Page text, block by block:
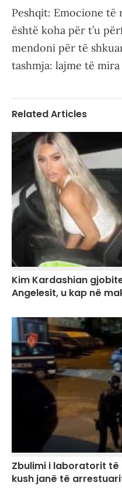
Peshqit: Emocione të
është koha për t’u
mendoni për të
tashmja: lajme të
Related Articles
Kim Kardashian
Angelesit, u kap në
Zbulimi i laboratorit
kush janë të